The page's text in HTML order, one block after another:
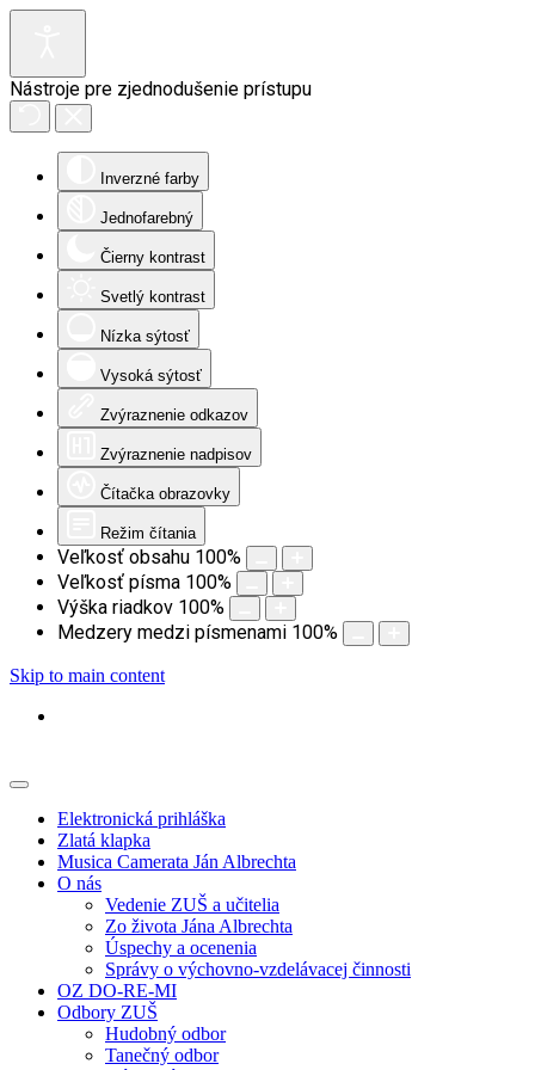
Nástroje pre zjednodušenie prístupu
Inverzné farby
Jednofarebný
Čierny kontrast
Svetlý kontrast
Nízka sýtosť
Vysoká sýtosť
Zvýraznenie odkazov
Zvýraznenie nadpisov
Čítačka obrazovky
Režim čítania
Veľkosť obsahu 100%
Veľkosť písma 100%
Výška riadkov 100%
Medzery medzi písmenami 100%
Skip to main content
Elektronická prihláška
Zlatá klapka
Musica Camerata Ján Albrechta
O nás
Vedenie ZUŠ a učitelia
Zo života Jána Albrechta
Úspechy a ocenenia
Správy o výchovno-vzdelávacej činnosti
OZ DO-RE-MI
Odbory ZUŠ
Hudobný odbor
Tanečný odbor